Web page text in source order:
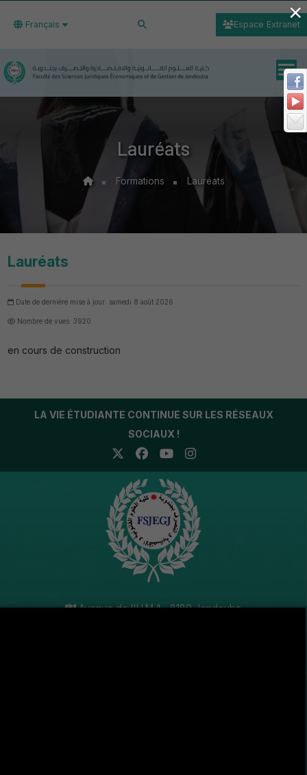
Français Espace Extranet
Lauréats
Formations Lauréats
Lauréats
Date de dernière mise à jour: samedi 8 août 2026
Nombre de vues: 3920
en cours de construction
LA VIE ÉTUDIANTE CONTINUE SUR LES RÉSEAUX
SOCIAUX !
Avenue de l'U.M.A , 8189 Jendouba
×